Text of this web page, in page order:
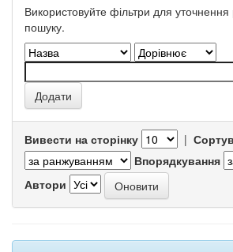
Використовуйте фільтри для уточнення
пошуку.
Вивести на сторінку |
Впорядкування
Автори